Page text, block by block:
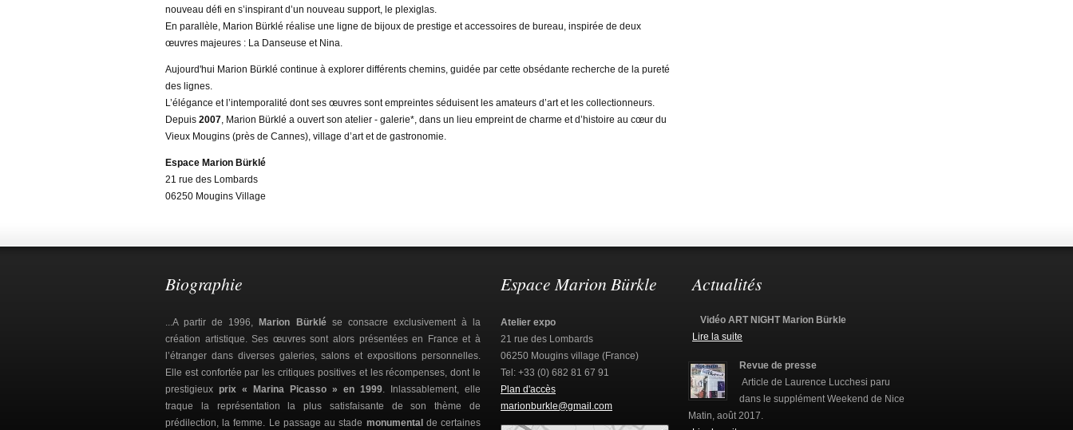
nouveau défi en s’inspirant d’un nouveau support, le plexiglas.
En parallèle, Marion Bürklé réalise une ligne de bijoux de prestige et accessoires de bureau, inspirée de deux
œuvres majeures : La Danseuse et Nina.
Aujourd'hui Marion Bürklé continue à explorer différents chemins, guidée par cette obsédante recherche de la pureté
des lignes.
L’élégance et l’intemporalité dont ses œuvres sont empreintes séduisent les amateurs d’art et les collectionneurs.
Depuis 2007, Marion Bürklé a ouvert son atelier - galerie*, dans un lieu empreint de charme et d’histoire au cœur du
Vieux Mougins (près de Cannes), village d’art et de gastronomie.
Espace Marion Bürklé
21 rue des Lombards
06250 Mougins Village
Biographie
...A partir de 1996, Marion Bürklése consacre exclusivement à la
création artistique. Ses œuvres sont alors présentées en France et à
l’étranger dans diverses galeries, salons et expositions personnelles.
Elle est confortée par les critiques positives et les récompenses, dont le
prestigieux prix « Marina Picasso » en 1999. Inlassablement, elle
traque la représentation la plus satisfaisante de son thème de
prédilection, la femme. Le passage au stade monumental de certaines
Espace Marion Bürkle
Atelier expo
21 rue des Lombards
06250 Mougins village (France)
Tel: +33 (0) 682 81 67 91
Plan d'accès
marionburkle@gmail.com
Actualités
Vidéo ART NIGHT Marion Bürkle
Lire la suite
Revue de presse
Article de Laurence Lucchesi paru
dans le supplément Weekend de Nice
Matin, août 2017.